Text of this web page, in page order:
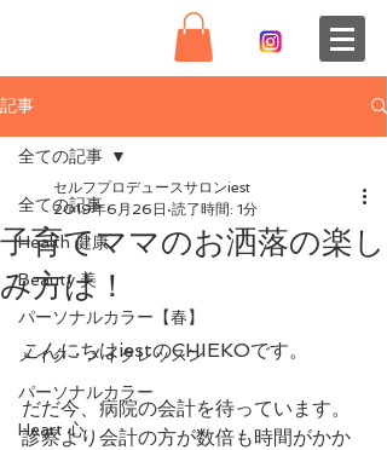
記事
全ての記事
Health 健康
Beauty 美
パーソナルカラー【春】
メイク・メイクレッスン
パーソナルカラー
Heart 心
全ての記事
子育てママのお洒落の楽し
み方は！
セルフプロデュースサロンiest
2019年6月26日 読了時間: 1分
こんにちはiestのCHIEKOです。
だだ今、病院の会計を待っています。
診察より会計の方が数倍も時間がかか